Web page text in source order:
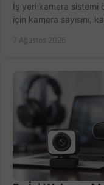
İş yeri kamera sistemi
için kamera sayısını,
7 Ağustos 2026